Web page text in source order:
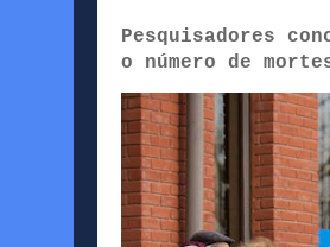
Pesquisadores
o número de